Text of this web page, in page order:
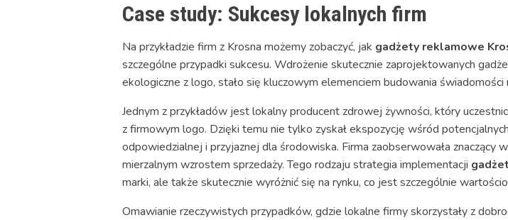
Case study: Sukcesy lokalnych firm
Na przykładzie firm z Krosna możemy zobaczyć, jak gadżety reklamowe
szczególne przypadki sukcesu. Wdrożenie skutecznie zaprojektowanych
ekologiczne z logo, stało się kluczowym elemenciem budowania świadomości
Jednym z przykładów jest lokalny producent zdrowej żywności, który
z firmowym logo. Dzięki temu nie tylko zyskał ekspozycję wśród
odpowiedzialnej i przyjaznej dla środowiska. Firma zaobserwowała znaczący
mierzalnym wzrostem sprzedaży. Tego rodzaju strategia implementacji
marki, ale także skutecznie wyróżnić się na rynku, co jest szczególnie
Omawianie rzeczywistych przypadków, gdzie lokalne firmy skorzystały z